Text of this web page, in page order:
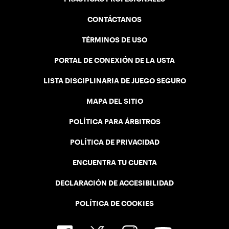
CONTÁCTANOS
TÉRMINOS DE USO
PORTAL DE CONEXIÓN DE LA USTA
LISTA DISCIPLINARIA DE JUEGO SEGURO
MAPA DEL SITIO
POLÍTICA PARA ÁRBITROS
POLÍTICA DE PRIVACIDAD
ENCUENTRA TU CUENTA
DECLARACIÓN DE ACCESIBILIDAD
POLÍTICA DE COOKIES